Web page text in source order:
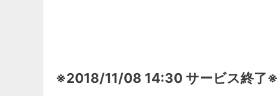
※2018/11/08 14:30 サービス終了※